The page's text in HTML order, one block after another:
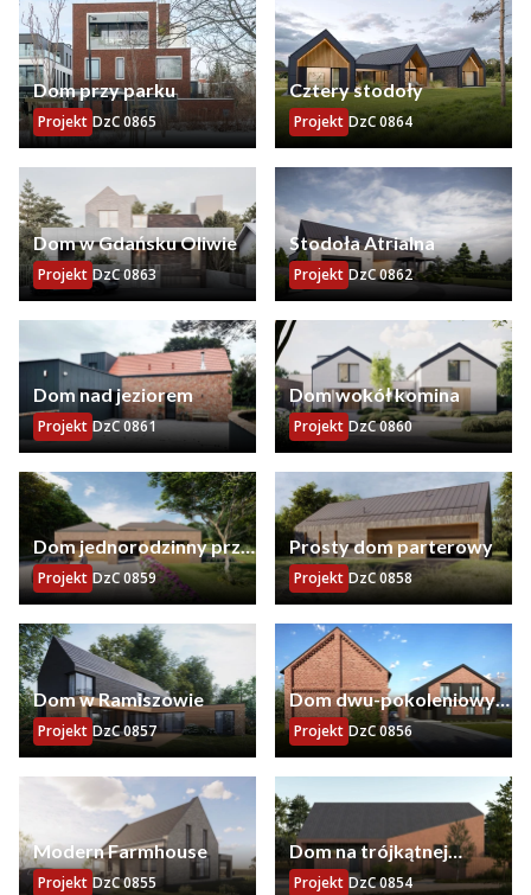
Dom przy parku
Projekt DzC 0865
Cztery stodoły
Projekt DzC 0864
Dom w Gdańsku Oliwie
Projekt DzC 0863
Stodoła Atrialna
Projekt DzC 0862
Dom nad jeziorem
Projekt DzC 0861
Dom wokół komina
Projekt DzC 0860
Dom jednorodzinny przy
stadninie
Projekt DzC 0859
Prosty dom parterowy
Projekt DzC 0858
Dom w Ramiszowie
Projekt DzC 0857
Dom dwu-pokoleniowy
w Policach
Projekt DzC 0856
Modern Farmhouse
Projekt DzC 0855
Dom na trójkątnej
działce
Projekt DzC 0854